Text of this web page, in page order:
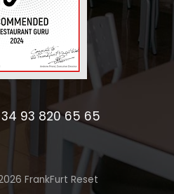
93 820 65 65
FrankFurt Reset